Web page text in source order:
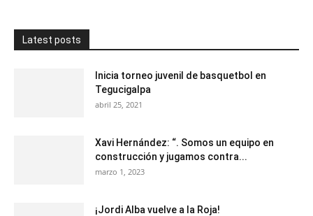
Latest posts
Inicia torneo juvenil de basquetbol en
Tegucigalpa
abril 25, 2021
Xavi Hernández: “. Somos un equipo en
construcción y jugamos contra...
marzo 1, 2023
¡Jordi Alba vuelve a la Roja!